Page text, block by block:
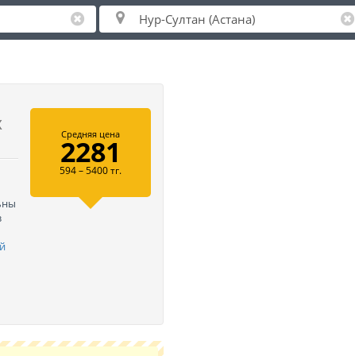
Средняя цена
2281
594 – 5400 тг.